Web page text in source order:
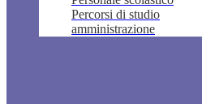
Percorsi di studio
amministrazione